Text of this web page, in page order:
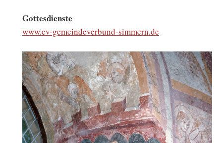
Gottesdienste
www.ev-gemeindeverbund-simmern.de